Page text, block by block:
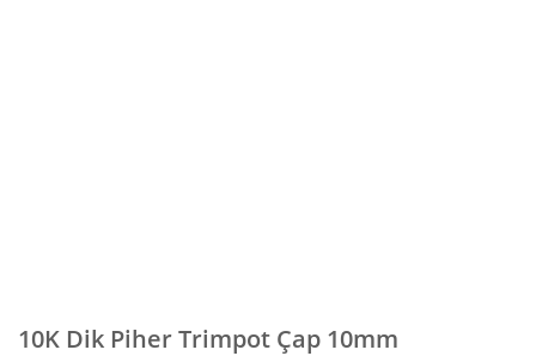
10K Dik Piher Trimpot Çap 10mm